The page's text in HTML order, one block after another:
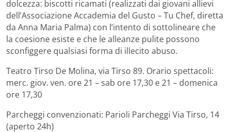
dolcezza: biscotti ricamati (realizzati dai giovani allievi
dell’Associazione Accademia del Gusto – Tu Chef, diretta
da Anna Maria Palma) con l’intento di sottolineare che
la coesione esiste e che le alleanze pulite possono
sconfiggere qualsiasi forma di illecito abuso.
Teatro Tirso De Molina, via Tirso 89. Orario spettacoli:
merc. giov. ven. ore 21 – sab ore 17,30 e 21 – domenica
ore 17,30
Parcheggi convenzionati: Parioli Parcheggi Via Tirso, 14
(aperto 24h)